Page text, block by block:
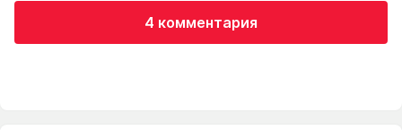
4 комментария